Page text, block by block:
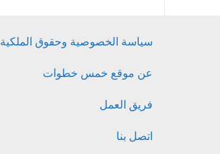
سياسة الخصوصية وحقوق الملكية
عن موقع خمس خطوات
فريق العمل
اتصل بنا